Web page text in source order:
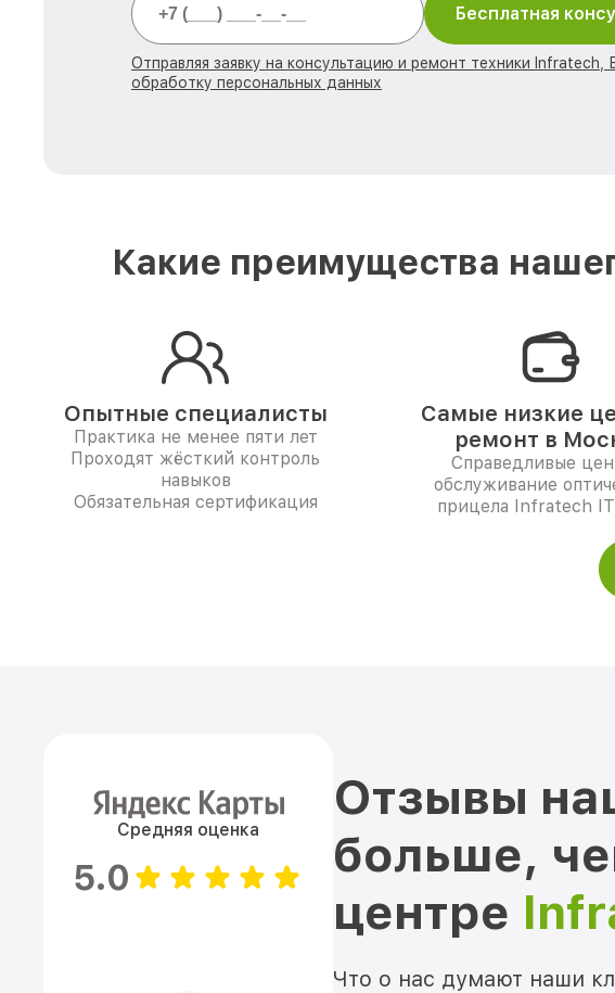
Бесплатная
Отправляя заявку на консультацию и ремонт техники Infratech,
обработку персональных данных
Какие преимущества
Опытные специалисты
Практика не менее пяти лет
Проходят жёсткий контроль
навыков
Обязательная сертификация
Самые низкие
ремонт в
Справедливые
обслуживание
прицела Infratech
Средняя оценка
5.0
Отзывы
больше,
центре
Что о нас думают наши